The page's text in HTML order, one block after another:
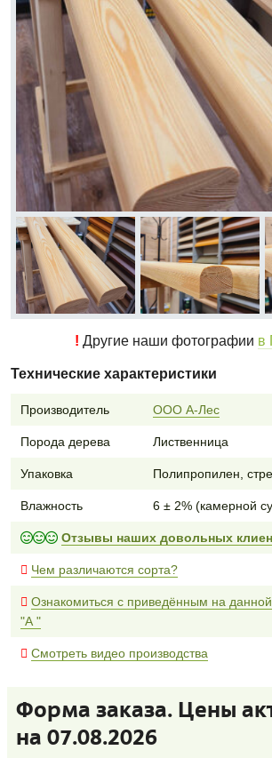
! Другие наши фотографии в
Технические характеристики
Производитель ООО А-Лес
Порода дерева Лиственница
Упаковка Полипропилен,
Влажность 6 ± 2% (камерной
Отзывы наших довольных
Чем различаются сорта?
Ознакомиться с приведённым на
"А "
Смотреть видео производства
Форма заказа. Цены
на 07.08.2026